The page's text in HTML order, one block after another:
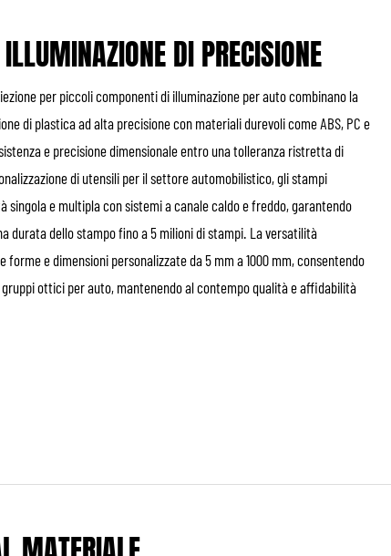
DI PRECISIONE
per piccoli componenti di illuminazione per auto combinano la
di plastica ad alta precisione con materiali durevoli come ABS, PC e
e precisione dimensionale entro una tolleranza ristretta di
di utensili per il settore automobilistico, gli stampi
singola e multipla con sistemi a canale caldo e freddo, garantendo
durata dello stampo fino a 5 milioni di stampi. La versatilità
e dimensioni personalizzate da 5 mm a 1000 mm, consentendo
ottici per auto, mantenendo al contempo qualità e affidabilità